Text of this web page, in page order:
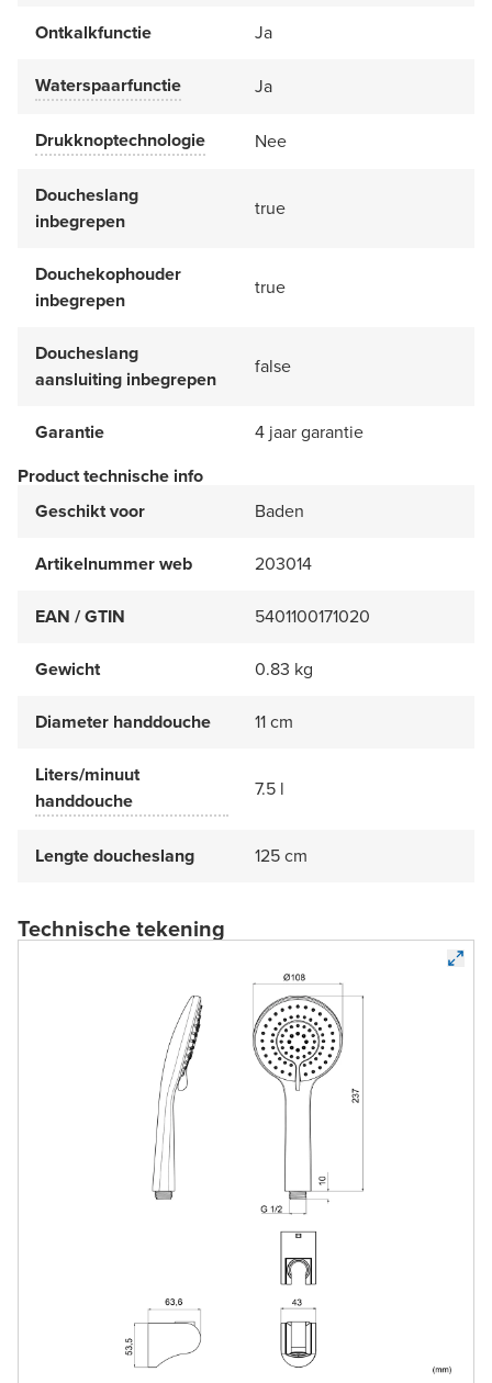
Ontkalkfunctie Ja
Waterspaarfunctie Ja
Drukknoptechnologie Nee
Doucheslang
inbegrepen
true
Douchekophouder
inbegrepen
true
Doucheslang
aansluiting inbegrepen
false
Garantie
4 jaar garantie
Product technische info
Geschikt voor
Baden
Artikelnummer web 203014
EAN / GTIN 5401100171020
Gewicht 0.83 kg
Diameter handdouche 11 cm
Liters/minuut
handdouche
7.5 l
Lengte doucheslang 125 cm
Technische tekening